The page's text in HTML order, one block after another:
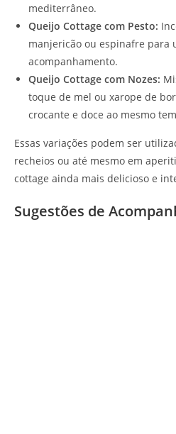
mediterrâneo.
Queijo Cottage com Pesto:
manjericão ou espinafre para
acompanhamento.
Queijo Cottage com Nozes:
toque de mel ou xarope de
crocante e doce ao mesmo
Essas variações podem ser
recheios ou até mesmo em
cottage ainda mais delicioso e
Sugestões de